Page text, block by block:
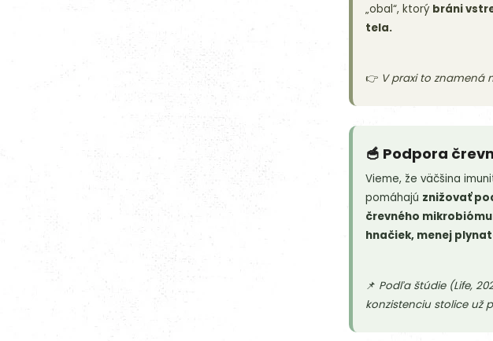
„obal“, ktorý bráni
tela.
👉 V praxi to znamená
🥣 Podpora
Vieme, že väčšina
pomáhajú znižovať
črevného
hnačiek, menej
📌 Podľa štúdie (Life,
konzistenciu stolice už